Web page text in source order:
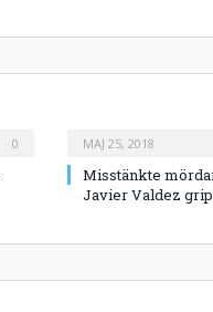
0 MAJ 25, 2018
Misstänkte
Javier Valdez